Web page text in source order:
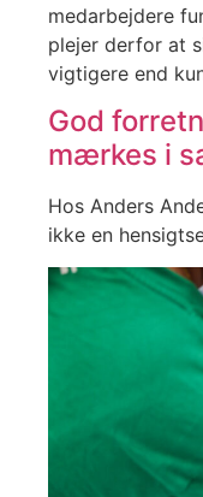
medarbejdere
plejer derfor at
vigtigere end
God
mærkes i
Hos Anders
ikke en